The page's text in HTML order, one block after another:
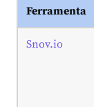
Ferramenta
Snov.io